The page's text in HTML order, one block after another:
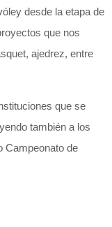
desde la etapa de
que nos
ajedrez, entre
que se
también a los
Campeonato de